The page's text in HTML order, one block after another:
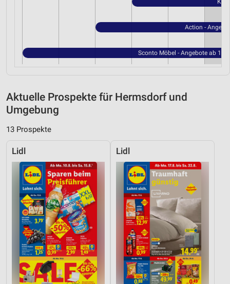
Action -
Sconto Möbel - Angebote ab
Aktuelle Prospekte für Hermsdorf und
Umgebung
13 Prospekte
Lidl Lidl